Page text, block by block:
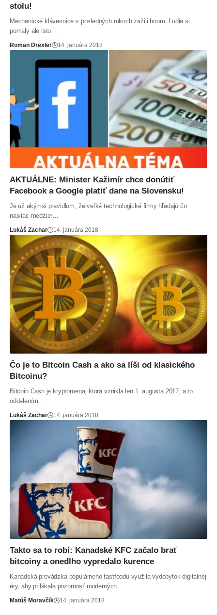
stolu!
Mechanické klávesnice v posledných rokoch zažili boom. Ľudia si
pomaly ale isto…
Roman Drexler 14. januára 2018
AKTUÁLNE: Minister Kažimír chce donútiť
Facebook a Google platiť dane na Slovensku!
Je už akýmsi pravidlom, že veľké technologické firmy hľadajú čo
najviac medzier…
Lukáš Zachar 14. januára 2018
Čo je to Bitcoin Cash a ako sa líši od klasického
Bitcoinu?
Bitcoin Cash je kryptomena, ktorá vznikla len 1. augusta 2017, a to
oddelením…
Lukáš Zachar 14. januára 2018
Takto sa to robí: Kanadské KFC začalo brať
bitcoiny a onedlho vypredalo kurence
Kanadská prevádzka populárneho fastfoodu využila výdobytok digitálnej
éry, aby prilákala pozornosť moderných…
Matúš Moravčík 14. januára 2018